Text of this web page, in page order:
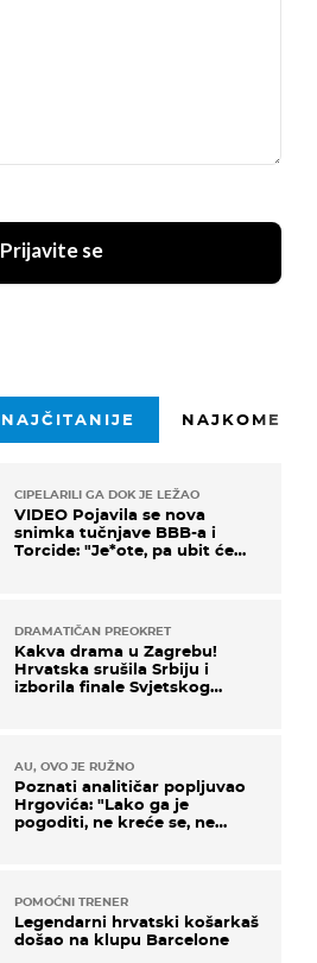
Prijavite se
NAJČITANIJE
CIPELARILI GA DOK JE LEŽAO
VIDEO Pojavila se nova
snimka tučnjave BBB-a i
Torcide: "Je*ote, pa ubit će
DRAMATIČAN PREOKRET
Kakva drama u Zagrebu!
Hrvatska srušila Srbiju i
izborila finale Svjetskog
AU, OVO JE RUŽNO
Poznati analitičar popljuvao
Hrgovića: "Lako ga je
pogoditi, ne kreće se, ne
POMOĆNI TRENER
Legendarni hrvatski košarkaš
došao na klupu Barcelone